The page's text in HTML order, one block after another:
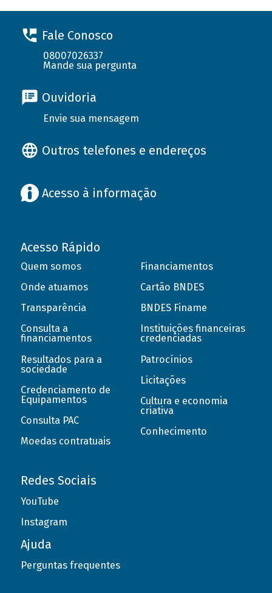
Fale Conosco
08007026337
Mande sua pergunta
Ouvidoria
Envie sua mensagem
Outros telefones e endereços
Acesso à informação
Acesso Rápido
Quem somos
Onde atuamos
Transparência
Consulta a
financiamentos
Resultados para a
sociedade
Credenciamento de
Equipamentos
Consulta PAC
Moedas contratuais
Financiamentos
Cartão BNDES
BNDES Finame
Instituições financeiras
credenciadas
Patrocínios
Licitações
Cultura e economia
criativa
Conhecimento
Redes Sociais
YouTube
Instagram
Ajuda
Perguntas frequentes